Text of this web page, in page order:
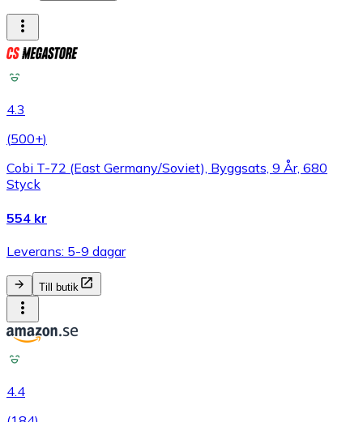
4.3
(500+)
Cobi T-72 (East Germany/Soviet), Byggsats, 9 År, 680
Styck
554 kr
Leverans: 5-9 dagar
Till butik
4.4